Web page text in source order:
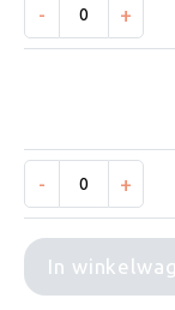
- +
- +
In